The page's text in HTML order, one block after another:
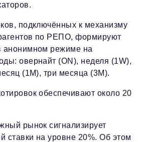
подключённых к механизму
по РЕПО, формируют
анонимном режиме на
овернайт (ON), неделя (1W),
(1M), три месяца (3M).
обеспечивают около 20
рынок сигнализирует
ставки на уровне 20%. Об этом